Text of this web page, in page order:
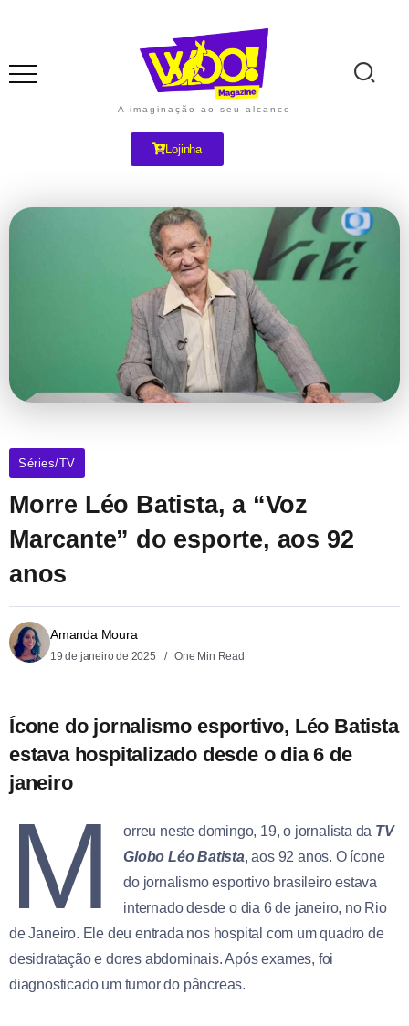
A imaginação ao seu alcance
Lojinha
Séries/TV
Morre Léo Batista, a “Voz
Marcante” do esporte, aos 92
anos
Amanda Moura
19 de janeiro de 2025 One Min Read
Ícone do jornalismo esportivo, Léo Batista
estava hospitalizado desde o dia 6 de
janeiro
M orreu neste domingo, 19, o jornalista da TV
Globo Léo Batista, aos 92 anos. O ícone
do jornalismo esportivo brasileiro estava
internado desde o dia 6 de janeiro, no Rio
de Janeiro. Ele deu entrada nos hospital com um quadro de
desidratação e dores abdominais. Após exames, foi
diagnosticado um tumor do pâncreas.